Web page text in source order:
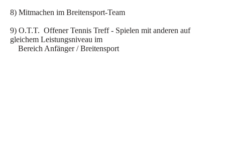
8) Mitmachen im Breitensport-Team
9) O.T.T. Offener Tennis Treff - Spielen mit anderen auf
gleichem Leistungsniveau im
Bereich Anfänger / Breitensport